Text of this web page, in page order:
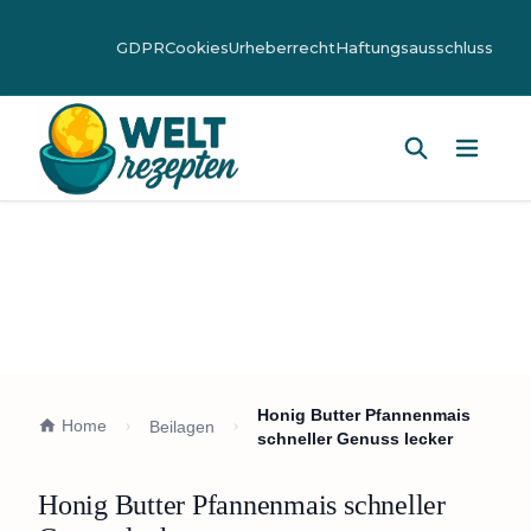
GDPRCookiesUrheberrechtHaftungsausschluss
Home Beilagen
Honig Butter Pfannenmais
schneller Genuss lecker
Honig Butter Pfannenmais schneller